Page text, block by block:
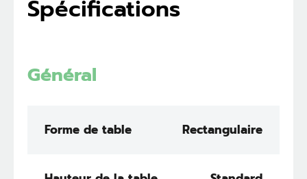
Spécifications
Général
Forme de table Rectangulaire